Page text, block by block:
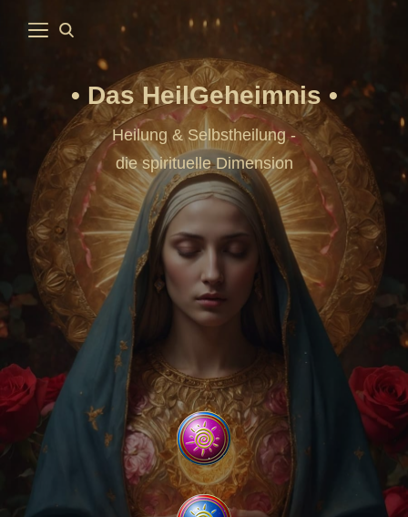
Das HeilGeheimnis
Heilung & Selbstheilung -
die spirituelle Dimension